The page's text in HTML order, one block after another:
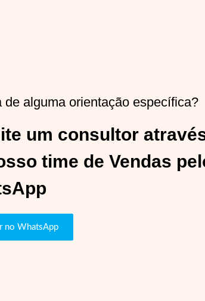
de alguma orientação específica?
um consultor
time de Vendas
no WhatsApp